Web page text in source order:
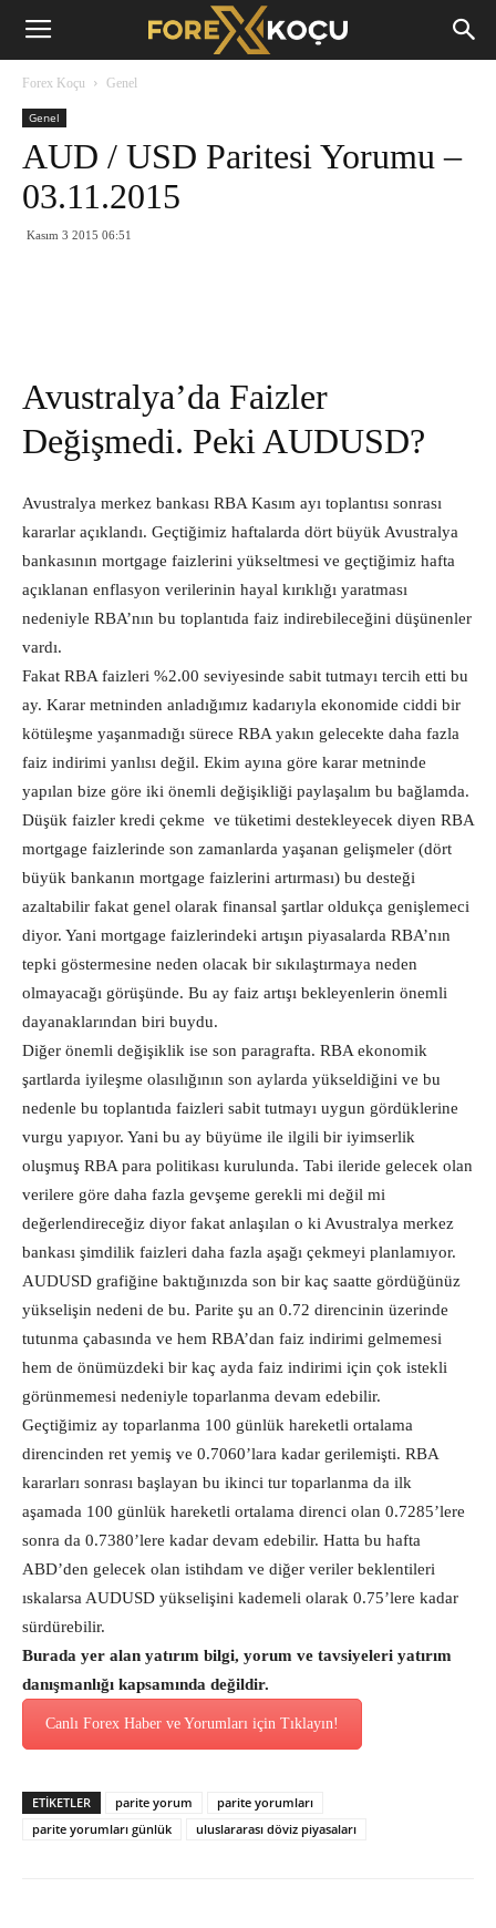
Forex
Forex Koçu Genel
Genel
AUD / USD Paritesi Yorumu –
03.11.2015
Kasım 3 2015 06:51
Avustralya’da Faizler
Değişmedi. Peki AUDUSD?
Avustralya merkez bankası RBA Kasım ayı toplantısı sonrası
kararlar açıklandı. Geçtiğimiz haftalarda dört büyük Avustralya
bankasının mortgage faizlerini yükseltmesi ve geçtiğimiz hafta
açıklanan enflasyon verilerinin hayal kırıklığı yaratması
nedeniyle RBA’nın bu toplantıda faiz indirebileceğini düşünenler
vardı.
Fakat RBA faizleri %2.00 seviyesinde sabit tutmayı tercih etti bu
ay. Karar metninden anladığımız kadarıyla ekonomide ciddi bir
kötüleşme yaşanmadığı sürece RBA yakın gelecekte daha fazla
faiz indirimi yanlısı değil. Ekim ayına göre karar metninde
yapılan bize göre iki önemli değişikliği paylaşalım bu bağlamda.
Düşük faizler kredi çekme ve tüketimi destekleyecek diyen RBA
mortgage faizlerinde son zamanlarda yaşanan gelişmeler (dört
büyük bankanın mortgage faizlerini artırması) bu desteği
azaltabilir fakat genel olarak finansal şartlar oldukça genişlemeci
diyor. Yani mortgage faizlerindeki artışın piyasalarda RBA’nın
tepki göstermesine neden olacak bir sıkılaştırmaya neden
olmayacağı görüşünde. Bu ay faiz artışı bekleyenlerin önemli
dayanaklarından biri buydu.
Diğer önemli değişiklik ise son paragrafta. RBA ekonomik
şartlarda iyileşme olasılığının son aylarda yükseldiğini ve bu
nedenle bu toplantıda faizleri sabit tutmayı uygun gördüklerine
vurgu yapıyor. Yani bu ay büyüme ile ilgili bir iyimserlik
oluşmuş RBA para politikası kurulunda. Tabi ileride gelecek olan
verilere göre daha fazla gevşeme gerekli mi değil mi
değerlendireceğiz diyor fakat anlaşılan o ki Avustralya merkez
bankası şimdilik faizleri daha fazla aşağı çekmeyi planlamıyor.
AUDUSD grafiğine baktığınızda son bir kaç saatte gördüğünüz
yükselişin nedeni de bu. Parite şu an 0.72 direncinin üzerinde
tutunma çabasında ve hem RBA’dan faiz indirimi gelmemesi
hem de önümüzdeki bir kaç ayda faiz indirimi için çok istekli
görünmemesi nedeniyle toparlanma devam edebilir.
Geçtiğimiz ay toparlanma 100 günlük hareketli ortalama
direncinden ret yemiş ve 0.7060’lara kadar gerilemişti. RBA
kararları sonrası başlayan bu ikinci tur toparlanma da ilk
aşamada 100 günlük hareketli ortalama direnci olan 0.7285’lere
sonra da 0.7380’lere kadar devam edebilir. Hatta bu hafta
ABD’den gelecek olan istihdam ve diğer veriler beklentileri
ıskalarsa AUDUSD yükselişini kademeli olarak 0.75’lere kadar
sürdürebilir.
Burada yer alan yatırım bilgi, yorum ve tavsiyeleri yatırım
danışmanlığı kapsamında değildir.
Canlı Forex Haber ve Yorumları için Tıklayın!
ETİKETLER parite yorum
parite yorumları
parite yorumları günlük
uluslararası döviz piyasaları